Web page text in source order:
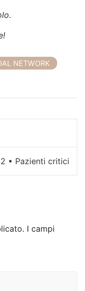
NETWORK
• Pazienti critici
I campi